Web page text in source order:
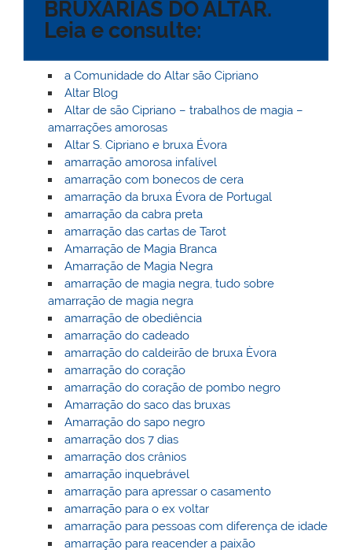
l
k
m
BRUXARIAS DO ALTAR.
Leia e consulte:
a Comunidade do Altar são Cipriano
Altar Blog
Altar de são Cipriano – trabalhos de magia –
amarrações amorosas
Altar S. Cipriano e bruxa Évora
amarração amorosa infalível
amarração com bonecos de cera
amarração da bruxa Évora de Portugal
amarração da cabra preta
amarração das cartas de Tarot
Amarração de Magia Branca
Amarração de Magia Negra
amarração de magia negra, tudo sobre
amarração de magia negra
amarração de obediência
amarração do cadeado
amarração do caldeirão de bruxa Èvora
amarração do coração
amarração do coração de pombo negro
Amarração do saco das bruxas
Amarração do sapo negro
amarração dos 7 dias
amarração dos crânios
amarração inquebrável
amarração para apressar o casamento
amarração para o ex voltar
amarração para pessoas com diferença de idade
amarração para reacender a paixão